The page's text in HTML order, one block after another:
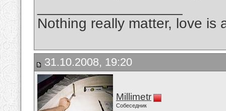
Nothing really matter, love is
31.10.2008, 19:20
Millimetr
Собеседник